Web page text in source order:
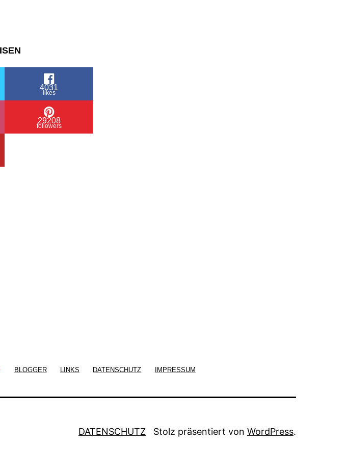
4031
likes
29208
followers
BLOGGER LINKS DATENSCHUTZ IMPRESSUM
DATENSCHUTZ Stolz präsentiert von WordPress.